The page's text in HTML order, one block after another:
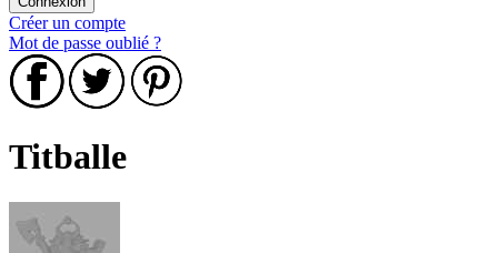
Créer un compte
Mot de passe oublié ?
Titballe